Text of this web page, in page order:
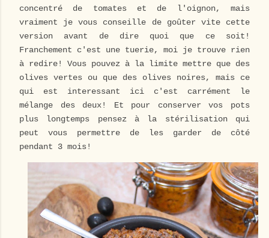
concentré de tomates et de l'oignon, mais
vraiment je vous conseille de goûter vite cette
version avant de dire quoi que ce soit!
Franchement c'est une tuerie, moi je trouve rien
à redire! Vous pouvez à la limite mettre que des
olives vertes ou que des olives noires, mais ce
qui est interessant ici c'est carrément le
mélange des deux! Et pour conserver vos pots
plus longtemps pensez à la stérilisation qui
peut vous permettre de les garder de côté
pendant 3 mois!